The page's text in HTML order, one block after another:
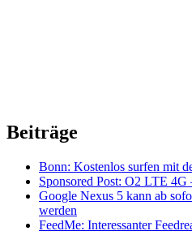
Beiträge
Bonn: Kostenlos surfen mit
Sponsored Post: O2 LTE
Google Nexus 5 kann ab
werden
FeedMe: Interessanter